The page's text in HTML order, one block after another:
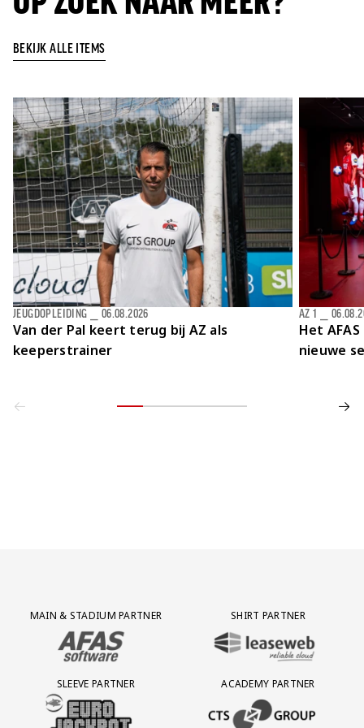
Jong AZ
BEKIJK ALLE ITEMS
Van der Pal keert terug bij AZ als
keeperstrainer
JEUGDOPLEIDING 06.08.2026
Het
nieuwe
AZ 1
Partner Logos Grid
MAIN & STADIUM PARTNER
BEZOEK ONZE MAIN & STADIUM PARTNER AFAS SOFTWARE
SHIRT PARTNER
BEZOEK ONZE SHIRT PARTNER
SLEEVE PARTNER
BEZOEK ONZE SLEEVE PARTNER EUROJACKPOT
ACADEMY PARTNER
BEZOEK ONZE ACADEMY